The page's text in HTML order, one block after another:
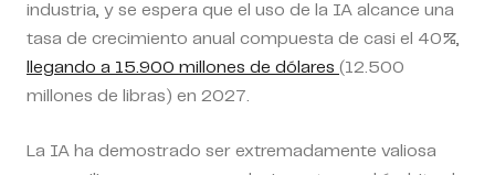
industria, y se espera que el uso de la IA alcance una
tasa de crecimiento anual compuesta de casi el 40%,
llegando a 15.900 millones de dólares (12.500
millones de libras) en 2027.
La IA ha demostrado ser extremadamente valiosa